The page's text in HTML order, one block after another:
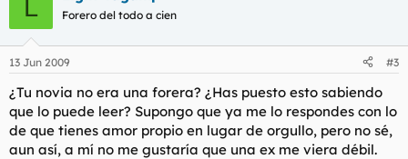
L Forero del todo a cien
13 Jun 2009 #3
¿Tu novia no era una forera? ¿Has puesto esto sabiendo
que lo puede leer? Supongo que ya me lo respondes con lo
de que tienes amor propio en lugar de orgullo, pero no sé,
aun así, a mí no me gustaría que una ex me viera débil.